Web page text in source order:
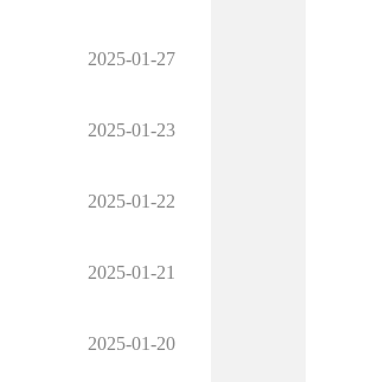
2025-01-27
2025-01-23
2025-01-22
2025-01-21
2025-01-20